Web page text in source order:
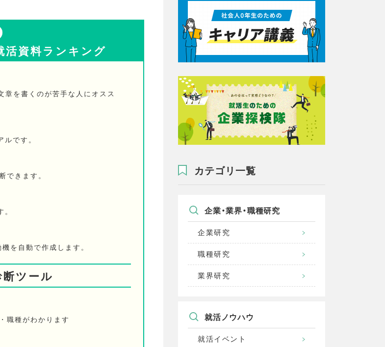
活資料ランキング
章を書くのが苦手な人にオスス
です。
できます。
を自動で作成します。
ツール
職種がわかります
カテゴリ一覧
企業・業界・職種研究
企業研究
職種研究
業界研究
就活ノウハウ
就活イベント